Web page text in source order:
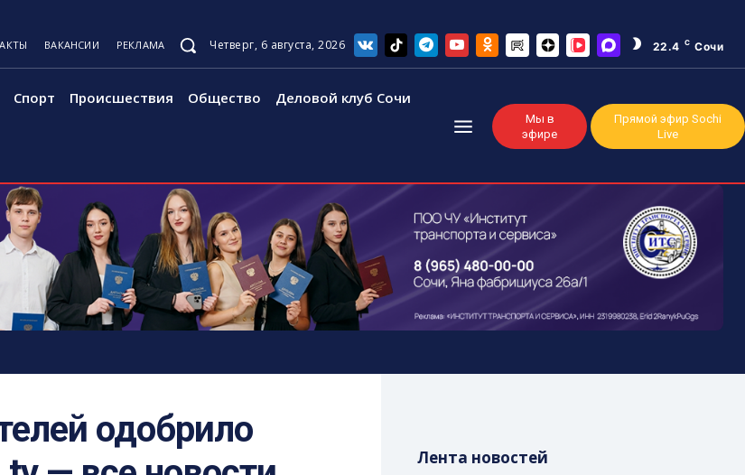
ВАКАНСИИ РЕКЛАМА Четверг, 6 августа, 2026 22.4 C Сочи
Спорт Происшествия Общество Деловой клуб Сочи
Мы в
эфире
Прямой эфир Sochi
Live
одобрило
Лента новостей